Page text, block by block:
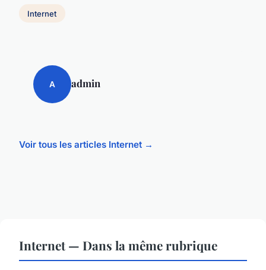
Internet
A admin
Voir tous les articles Internet →
Internet — Dans la même rubrique